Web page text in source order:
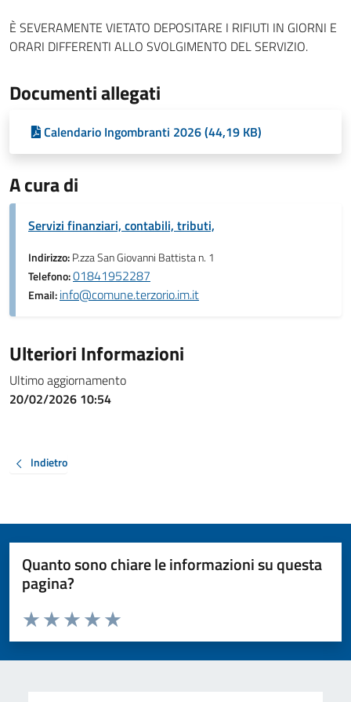
È SEVERAMENTE VIETATO DEPOSITARE I RIFIUTI IN GIORNI E
ORARI DIFFERENTI ALLO SVOLGIMENTO DEL SERVIZIO.
Documenti allegati
Calendario Ingombranti 2026 (44,19 KB)
A cura di
Servizi finanziari, contabili, tributi,
Indirizzo:P.zza San Giovanni Battista n. 1
Telefono:01841952287
Email:info@comune.terzorio.im.it
Ulteriori Informazioni
Ultimo aggiornamento
20/02/2026 10:54
Indietro
Quanto sono chiare le informazioni su questa
pagina?
Valuta da 1 a 5 stelle la pagina
Valuta 5 stelle su 5
Valuta 4 stelle su 5
Valuta 3 stelle su 5
Valuta 2 stelle su 5
Valuta 1 stelle su 5